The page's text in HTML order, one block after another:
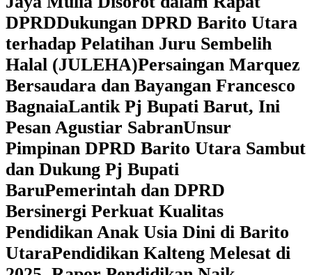
DPRDDukungan DPRD Barito Utara
terhadap Pelatihan Juru Sembelih
Halal (JULEHA)Persaingan Marquez
Bersaudara dan Bayangan Francesco
BagnaiaLantik Pj Bupati Barut, Ini
Pesan Agustiar SabranUnsur
Pimpinan DPRD Barito Utara Sambut
dan Dukung Pj Bupati
BaruPemerintah dan DPRD
Bersinergi Perkuat Kualitas
Pendidikan Anak Usia Dini di Barito
Utara‎Pendidikan Kalteng Melesat di